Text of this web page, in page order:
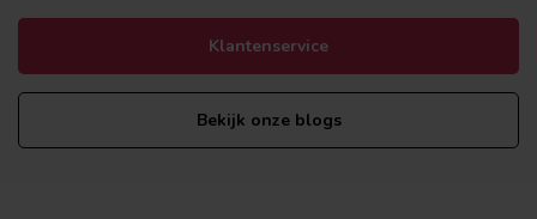
Klantenservice
Bekijk onze blogs